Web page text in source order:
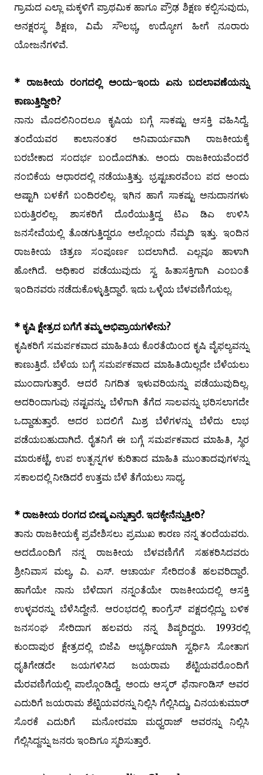
ಗ್ರಾಮದ ಎಲ್ಲಾ ಮಕ್ಕಳಿಗೆ ಪ್ರಾಥಮಿಕ ಹಾಗೂ ಪ್ರೌಢ ಶಿಕ್ಷಣ ಕಲ್ಪಿಸುವುದು,
ಅನಕ್ಷರಸ್ಥ ಶಿಕ್ಷಣ, ವಿಮೆ ಸೌಲಭ್ಯ, ಉದ್ಯೋಗ ಹೀಗೆ ನೂರಾರು
ಯೋಜನೆಗಳಿವೆ.
* ರಾಜಕೀಯ ರಂಗದಲ್ಲಿ ಅಂದು-ಇಂದು ಏನು ಬದಲಾವಣೆಯನ್ನು
ಕಾಣುತ್ತಿದ್ದೀರಿ?
ನಾನು ಮೊದಲಿನಿಂದಲೂ ಕೃಷಿಯ ಬಗ್ಗೆ ಸಾಕಷ್ಟು ಆಸಕ್ತಿ ವಹಿಸಿದ್ದೆ.
ತಂದೆಯವರ ಕಾಲಾನಂತರ ಅನಿವಾರ್ಯವಾಗಿ ರಾಜಕೀಯಕ್ಕೆ
ಬರಬೇಕಾದ ಸಂದರ್ಭ ಬಂದೊದಗಿತು. ಅಂದು ರಾಜಕೀಯವೆಂದರೆ
ನಂಬಿಕೆಯ ಆಧಾರದಲ್ಲಿ ನಡೆಯುತ್ತಿತ್ತು. ಭ್ರಷ್ಟಚಾರವೆಂಬ ಪದ ಅಂದು
ಅಷ್ಟಾಗಿ ಬಳಕೆಗೆ ಬಂದಿರಲಿಲ್ಲ. ಇಗಿನ ಹಾಗೆ ಸಾಕಷ್ಟು ಅನುದಾನಗಳು
ಬರುತ್ತಿರಲಿಲ್ಲ. ಶಾಸಕರಿಗೆ ದೊರೆಯುತ್ತಿದ್ದ ಟಿಎ ಡಿಎ ಉಳಿಸಿ
ಜನಸೇವೆಯಲ್ಲಿ ತೊಡಗುತ್ತಿದ್ದರೂ ಅಲ್ಲೊಂದು ನೆಮ್ಮದಿ ಇತ್ತು. ಇಂದಿನ
ರಾಜಕೀಯ ಚಿತ್ರಣ ಸಂಪೂರ್ಣ ಬದಲಾಗಿದೆ. ಎಲ್ಲವೂ ಹಾಳಾಗಿ
ಹೋಗಿದೆ. ಅಧಿಕಾರ ಪಡೆಯುವುದು ಸ್ವ ಹಿತಾಸಕ್ತಿಗಾಗಿ ಎಂಬಂತೆ
ಇಂದಿನವರು ನಡೆದುಕೊಳ್ಳುತ್ತಿದ್ದಾರೆ. ಇದು ಒಳ್ಳೆಯ ಬೆಳವಣಿಗೆಯಲ್ಲ.
* ಕೃಷಿ ಕ್ಷೇತ್ರದ ಬಗೆಗೆ ತಮ್ಮ ಅಭಿಪ್ರಾಯಗಳೇನು?
ಕೃಷಿಕರಿಗೆ ಸಮರ್ಪಕವಾದ ಮಾಹಿತಿಯ ಕೊರತೆಯಿಂದ ಕೃಷಿ ವೈಫಲ್ಯವನ್ನು
ಕಾಣುತ್ತಿದೆ. ಬೆಳೆಯ ಬಗ್ಗೆ ಸಮರ್ಪಕವಾದ ಮಾಹಿತಿಯಿಲ್ಲದೇ ಬೆಳೆಯಲು
ಮುಂದಾಗುತ್ತಾರೆ. ಆದರೆ ನಿಗದಿತ ಇಳುವರಿಯನ್ನು ಪಡೆಯುವುದಿಲ್ಲ.
ಅದರಿಂದಾಗುವು ನಷ್ಟವನ್ನು, ಬೆಳೆಗಾಗಿ ತೆಗೆದ ಸಾಲವನ್ನು ಭರಿಸಲಾಗದೇ
ಒದ್ದಾಡುತ್ತಾರೆ. ಅದರ ಬದಲಿಗೆ ಮಿಶ್ರ ಬೆಳೆಗಳನ್ನು ಬೆಳೆದು ಲಾಭ
ಪಡೆಯಬಹುದಾಗಿದೆ. ರೈತನಿಗೆ ಈ ಬಗ್ಗೆ ಸಮರ್ಪಕವಾದ ಮಾಹಿತಿ, ಸ್ಥಿರ
ಮಾರುಕಟ್ಟೆ, ಉಪ ಉತ್ಪನ್ನಗಳ ಕುರಿತಾದ ಮಾಹಿತಿ ಮುಂತಾದವುಗಳನ್ನು
ಸಕಾಲದಲ್ಲಿ ನೀಡಿದರೆ ಉತ್ತಮ ಬೆಳೆ ತೆಗೆಯಲು ಸಾಧ್ಯ.
* ರಾಜಕೀಯ ರಂಗದ ಬೀಷ್ಮ ಎನ್ನುತ್ತಾರೆ. ಇದಕ್ಕೇನೆನ್ನುತ್ತೀರಿ?
ತಾನು ರಾಜಕೀಯಕ್ಕೆ ಪ್ರವೇಶಿಸಲು ಪ್ರಮುಖ ಕಾರಣ ನನ್ನ ತಂದೆಯವರು.
ಅದದೊಂದಿಗೆ ನನ್ನ ರಾಜಕೀಯ ಬೆಳವಣಿಗೆಗೆ ಸಹಕರಿಸಿದವರು
ಶ್ರೀನಿವಾಸ ಮಲ್ಯ, ವಿ. ಎಸ್. ಆಚಾರ್ಯ ಸೇರಿದಂತೆ ಹಲವರಿದ್ದಾರೆ.
ಹಾಗೆಯೇ ನಾನು ಬೆಳೆದಾಗ ನನ್ನಂತೆಯೇ ರಾಜಕೀಯದಲ್ಲಿ ಆಸಕ್ತಿ
ಉಳ್ಳವರನ್ನು ಬೆಳೆಸಿದ್ದೇನೆ. ಆರಂಭದಲ್ಲಿ ಕಾಂಗ್ರೆಸ್ ಪಕ್ಷದಲ್ಲಿದ್ದು ಬಳಿಕ
ಜನಸಂಘ ಸೇರಿದಾಗ ಹಲವರು ನನ್ನ ಶಿಷ್ಯರಿದ್ದರು. 1993ರಲ್ಲಿ
ಕುಂದಾಪುರ ಕ್ಷೇತ್ರದಲ್ಲಿ ಬಿಜೆಪಿ ಅಭ್ಯರ್ಥಿಯಾಗಿ ಸ್ವರ್ಧಿಸಿ ಸೋತಾಗ
ಧೃತಿಗೇಡದೇ ಜಯಗಳಿಸಿದ ಜಯರಾಮ ಶೆಟ್ಟಿಯವರೊಂದಿಗೆ
ಮೆರವಣಿಗೆಯಲ್ಲಿ ಪಾಲ್ಗೊಂಡಿದ್ದೆ. ಅಂದು ಆಸ್ಕರ್ ಫೆರ್ನಾಂಡಿಸ್ ಅವರ
ಎದುರಿಗೆ ಜಯರಾಮ ಶೆಟ್ಟಿಯವರನ್ನು ನಿಲ್ಲಿಸಿ ಗೆಲ್ಲಿಸಿದ್ದು, ವಿನಯಕುಮಾರ್
ಸೊರಕೆ ಎದುರಿಗೆ ಮನೋರಮಾ ಮಧ್ವರಾಜ್ ಅವರನ್ನು ನಿಲ್ಲಿಸಿ
ಗೆಲ್ಲಿಸಿದ್ದನ್ನು ಜನರು ಇಂದಿಗೂ ಸ್ಮರಿಸುತ್ತಾರೆ.